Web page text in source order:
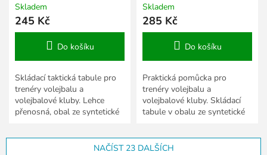
Skladem
245 Kč
Do košíku
Skládací taktická tabule pro
trenéry volejbalu a
volejbalové kluby. Lehce
přenosná, obal ze syntetické
Skladem
285 Kč
Do košíku
Praktická pomůcka pro
trenéry volejbalu a
volejbalové kluby. Skládací
tabule v obalu ze syntetické
NAČÍST 23 DALŠÍCH